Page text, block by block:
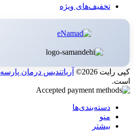
تخفیف‌های ویژه
کپی رایت 2026© آریاتندیس درمان پارسه
است.
دسته‌بندی‌ها
منو
بیشتر